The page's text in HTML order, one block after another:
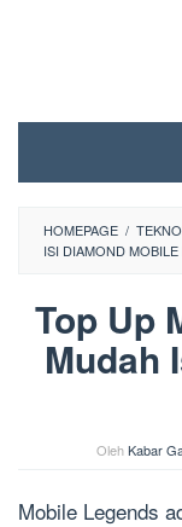
HOMEPAGE /
ISI DIAMOND
Top Up
Mudah
OlehKabar
Mobile Legends